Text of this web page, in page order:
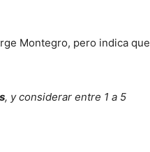
Montegro, pero indica que
, y considerar entre 1 a 5